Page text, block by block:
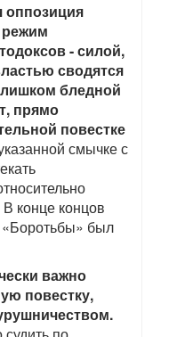
оппозиция
режим
- силой,
сводятся
бледной
прямо
повестке
смычке с
конце концов
был
важно
повестку,